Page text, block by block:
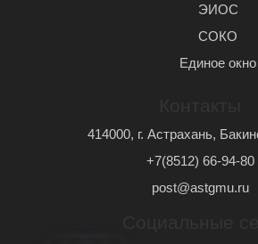
ЭИОС
СОКО
Единое окно
414000, г. Астрахань,
+7(8512) 66-94-80
post@astgmu.ru